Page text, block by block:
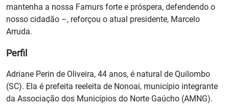
mantenha a nossa Famurs forte e próspera, defendendo o
nosso cidadão –, reforçou o atual presidente, Marcelo
Arruda.
Perfil
Adriane Perin de Oliveira, 44 anos, é natural de Quilombo
(SC). Ela é prefeita reeleita de Nonoai, município integrante
da Associação dos Municípios do Norte Gaúcho (AMNG).